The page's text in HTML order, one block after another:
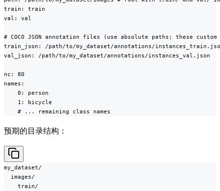
train: train
val: val
# COCO JSON annotation files (use absolute paths; these
train_json: /path/to/my_dataset/annotations/
val_json: /path/to/my_dataset/annotations/instances_val.json
nc: 80
names:
    0: person
    1: bicycle
    # ... remaining class names
预期的目录结构：
my_dataset/
  images/
    train/